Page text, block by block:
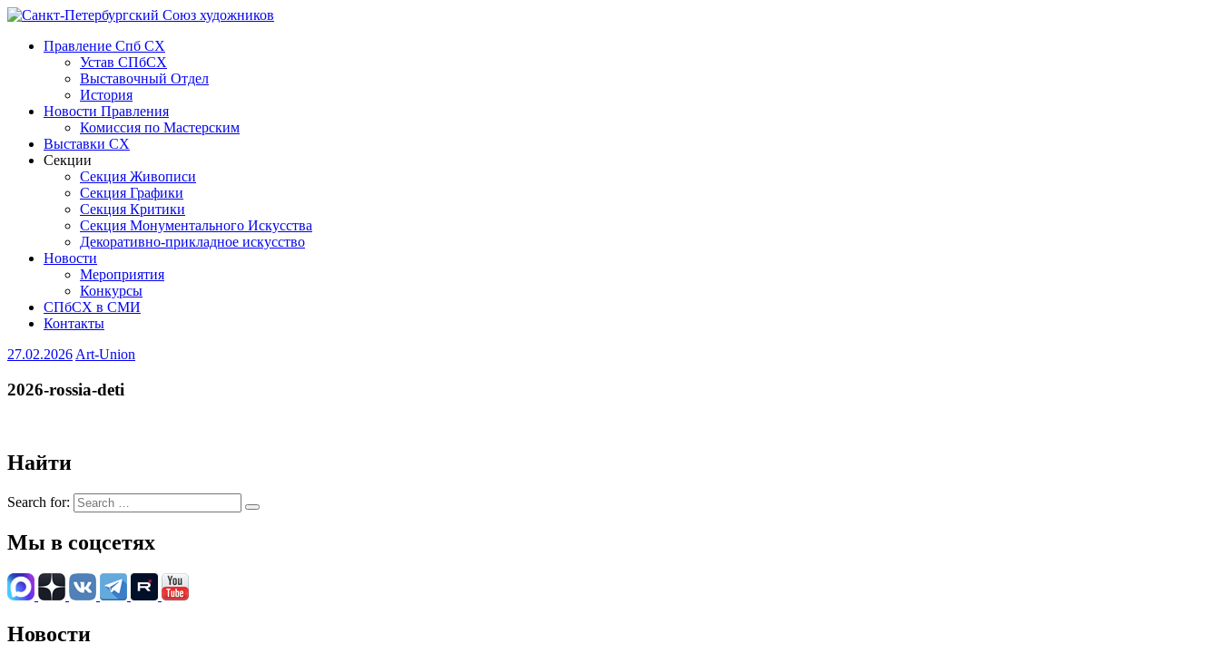
Правление Спб СХ
Устав СПбСХ
Выставочный Отдел
История
Новости Правления
Комиссия по Мастерским
Выставки СХ
Секции
Секция Живописи
Секция Графики
Секция Критики
Секция Монументального Искусства
Декоративно-прикладное искусство
Новости
Мероприятия
Конкурсы
СПбСХ в СМИ
Контакты
27.02.2026 Art-Union
2026-rossia-deti
Найти
Search for:
Мы в соцсетях
Новости